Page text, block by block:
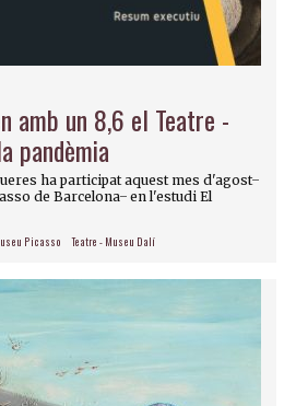
amb un 8,6 el Teatre -
pandèmia
ha participat aquest mes d'agost
de Barcelona ̶ en l'estudi El
Picasso Teatre - Museu Dalí